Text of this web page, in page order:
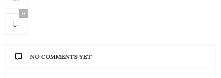
0
NO COMMENTS YET